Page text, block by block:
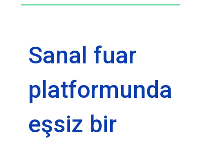
Sanal fuar
platformunda
eşsiz bir